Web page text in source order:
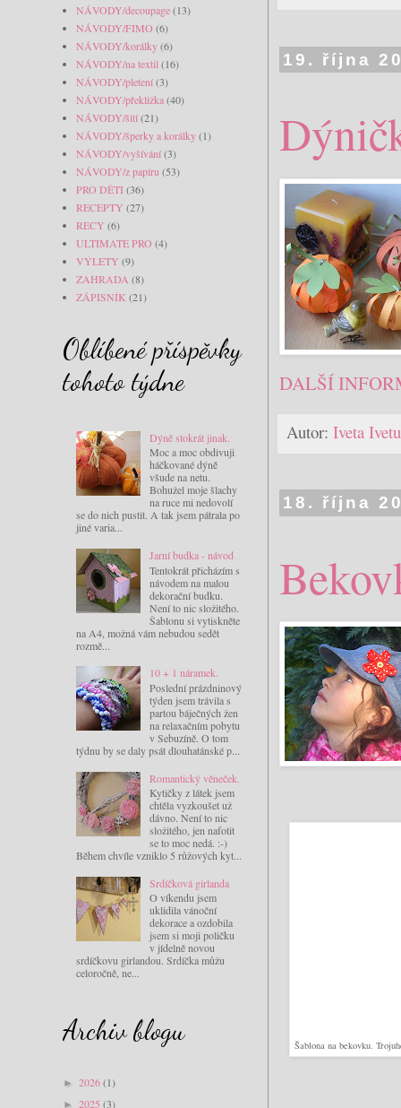
19. října
DALŠÍ
Autor: Iveta
18. října
Šablona na bekovku.
NÁVODY/decoupage(13)
NÁVODY/FIMO (6)
NÁVODY/korálky(6)
NÁVODY/na textil (16)
NÁVODY/pletení(3)
NÁVODY/překližka(40)
NÁVODY/šití(21)
NÁVODY/šperky a korálky(1)
NÁVODY/vyšívání(3)
NÁVODY/z papíru (53)
PRO DĚTI(36)
RECEPTY (27)
RECY (6)
ULTIMATE PRO (4)
VÝLETY (9)
ZAHRADA (8)
ZÁPISNÍK (21)
Oblíbené příspěvky
tohoto týdne
Dýně stokrát jinak.
Moc a moc obdivuji
háčkované dýně
všude na netu.
Bohužel moje šlachy
na ruce mi nedovolí
se do nich pustit. A tak jsem pátrala po
jiné varia...
Jarní budka - návod
Tentokrát přicházím s
návodem na malou
dekorační budku.
Není to nic složitého.
Šablonu si vytiskněte
na A4, možná vám nebudou sedět
rozmě...
10 + 1 náramek.
Poslední prázdninový
týden jsem trávila s
partou báječných žen
na relaxačním pobytu
v Sebuzíně. O tom
týdnu by se daly psát dlouhatánské p...
Romantický věneček.
Kytičky z látek jsem
chtěla vyzkoušet už
dávno. Není to nic
složitého, jen nafotit
se to moc nedá. :-)
Během chvíle vzniklo 5 růžových kyt...
Srdíčková girlanda
O víkendu jsem
uklidila vánoční
dekorace a ozdobila
jsem si moji poličku
v jídelně novou
srdíčkovu girlandou. Srdíčka můžu
celoročně, ne...
Archiv blogu
► 2026(1)
► 2025 (3)